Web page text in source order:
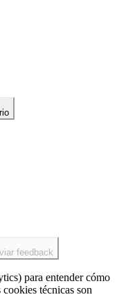
feedback
para entender cómo
técnicas son